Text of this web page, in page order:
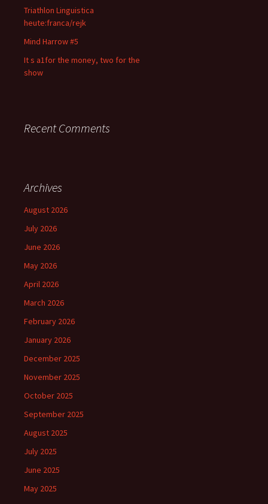
Triathlon Linguistica
heute:franca/rejk
Mind Harrow #5
It s a1for the money, two for the
show
Recent Comments
Archives
August 2026
July 2026
June 2026
May 2026
April 2026
March 2026
February 2026
January 2026
December 2025
November 2025
October 2025
September 2025
August 2025
July 2025
June 2025
May 2025